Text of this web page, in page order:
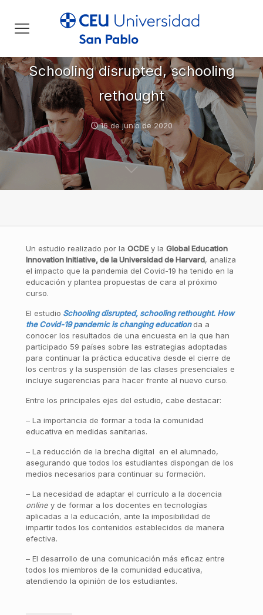
Schooling disrupted, schooling
rethought
16 de junio de 2020
Un estudio realizado por la OCDEy la Global Education
InnovationInitiative, de la Universidad de Harvard, analiza
el impacto que la pandemia del Covid-19 ha tenido en la
educación y plantea propuestas de cara al próximo
curso.
El estudio Schooling disrupted, schooling rethought. How
the Covid-19 pandemic is changing educationda a
conocer los resultados de una encuesta en la que han
participado 59 países sobre las estrategias adoptadas
para continuar la práctica educativa desde el cierre de
los centros y la suspensión de las clases presenciales e
incluye sugerencias para hacer frente al nuevo curso.
Entre los principales ejes del estudio, cabe destacar:
– La importancia de formar a toda la comunidad
educativa en medidas sanitarias.
– La reducción de la brecha digital en el alumnado,
asegurando que todos los estudiantes dispongan de los
medios necesarios para continuar su formación.
– La necesidad de adaptar el currículo a la docencia
onliney de formar a los docentes en tecnologías
aplicadas a la educación, ante la imposibilidad de
impartir todos los contenidos establecidos de manera
efectiva.
– El desarrollo de una comunicación más eficaz entre
todos los miembros de la comunidad educativa,
atendiendo la opinión de los estudiantes.